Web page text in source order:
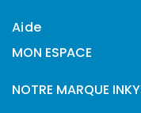
Aide
MON ESPACE
NOTRE MARQUE